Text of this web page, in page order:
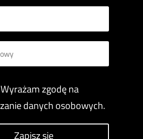
Wyrażam zgodę na
danych osobowych.
Zapisz się